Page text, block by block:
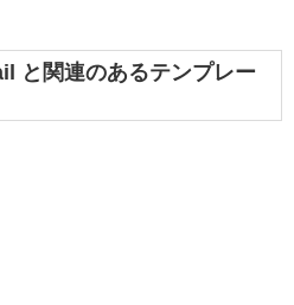
と関連のあるテンプレー